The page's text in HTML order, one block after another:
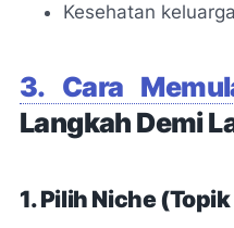
Kesehatan keluarga
3. Cara
Langkah Demi
1. Pilih Niche